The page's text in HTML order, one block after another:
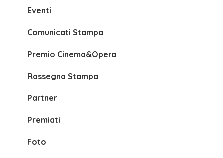
Eventi
Comunicati Stampa
Premio Cinema&Opera
Rassegna Stampa
Partner
Premiati
Foto